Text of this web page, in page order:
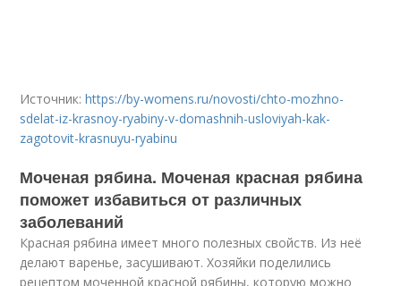
Источник:https://by-womens.ru/novosti/chto-mozhno-
sdelat-iz-krasnoy-ryabiny-v-domashnih-usloviyah-kak-
zagotovit-krasnuyu-ryabinu
Моченая рябина. Моченая красная рябина
поможет избавиться от различных
заболеваний
Красная рябина имеет много полезных свойств. Из неё
делают варенье, засушивают. Хозяйки поделились
рецептом моченной красной рябины, которую можно